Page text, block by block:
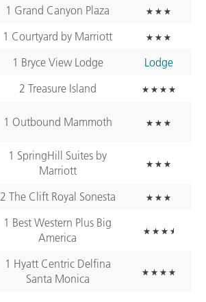
1 Grand Canyon Plaza
1 Courtyard by Marriott
1 Bryce View Lodge
Lodge
2 Treasure Island
1 Outbound Mammoth
1 SpringHill Suites by
Marriott
2 The Clift Royal Sonesta
1 Best Western Plus Big
America
1 Hyatt Centric Delfina
Santa Monica